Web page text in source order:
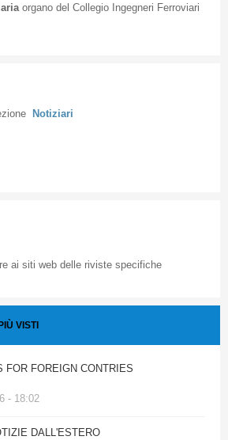
organodel Collegio Ingegneri Ferroviari
Notiziari
ai siti web delle riviste specifiche
PIÙ VISTI
FOR FOREIGN CONTRIES
- 18:02
DALL'ESTERO